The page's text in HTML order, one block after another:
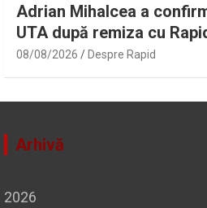
Adrian Mihalcea a
UTA după remiza cu
despre starea lui Alexi
08/08/2026 Despre Rapid
Arhivă
2026